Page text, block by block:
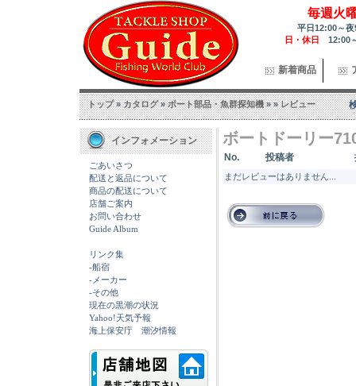
毎週火
平日12:00～
日・休日 12:00
新着商品
トップ»カタログ»ボート部品・魚群探知機»»レビュー
インフォメーション
ごあいさつ
配送と返品について
商品の配送について
店舗ご案内
お問い合わせ
Guide Album
リンク集
-船宿
-メーカー
-その他
現在の黒潮の状況
Yahoo!天気予報
海上保安庁 潮汐情報
ボートドーリー
No. 投稿者
まだレビューはありません...